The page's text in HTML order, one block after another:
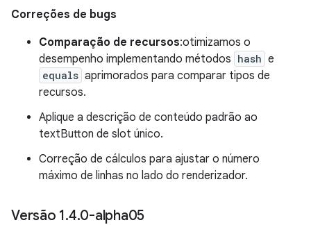
Correções de bugs
Comparação de recursos:otimizamos o
desempenho implementando métodos hash e
equals aprimorados para comparar tipos de
recursos.
Aplique a descrição de conteúdo padrão ao
textButton de slot único.
Correção de cálculos para ajustar o número
máximo de linhas no lado do renderizador.
Versão 1.4.0-alpha05